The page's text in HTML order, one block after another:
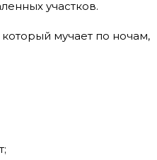
участков.
мучает по ночам,